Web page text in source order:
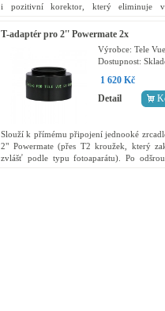
i pozitivní korektor, který eliminuje
použití...
T-adaptér pro 2'' Powermate 2x
Výrobce: Tele Vue
Dostupnost:
1 620 Kč
Detail
Slouží k přímému připojení jednooké
2" Powermate (přes T2 kroužek, který
zvlášť podle typu fotoaparátu). Po